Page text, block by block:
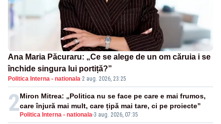
Ana Maria Păcuraru: „Ce se alege de un om căruia i se
închide singura lui portiță?”
Politica Interna - nationala·2 aug. 2026, 23:25
2 Politica Interna - nationala-3 aug. 2026, 07:35
Miron Mitrea: „Politica nu se face pe care e mai frumos,
care înjură mai mult, care țipă mai tare, ci pe proiecte”